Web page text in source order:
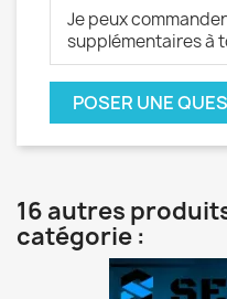
Je peux
supplémentaires à
POSER UNE
16 autres
catégorie :